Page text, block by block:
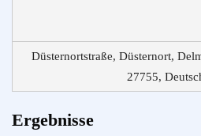
Düsternortstraße, Düsternort,
27755,
Ergebnisse